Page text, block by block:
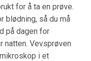
for å ta en prøve.
blødning, så du må
på dagen for
natten. Vevsprøven
i et